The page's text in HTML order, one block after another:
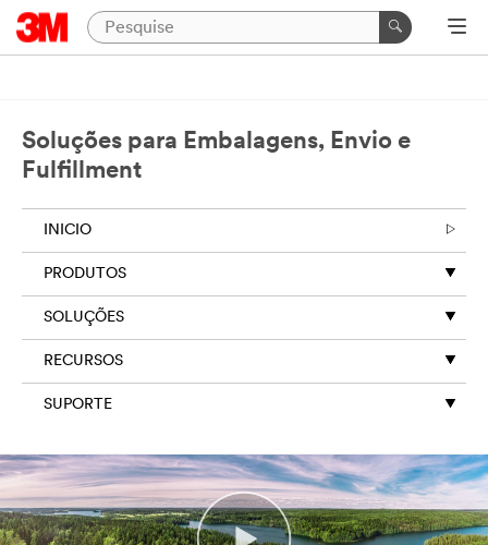
Soluções para Embalagens, Envio e
Fulfillment
INICIO
PRODUTOS
SOLUÇÕES
RECURSOS
SUPORTE